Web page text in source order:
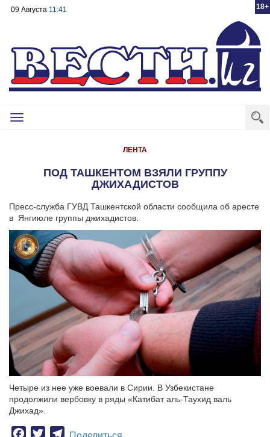
18+
09 Августа 11:41
Toggle
ЛЕНТА
ПОД ТАШКЕНТОМ ВЗЯЛИ ГРУППУ
ДЖИХАДИСТОВ
Пресс-служба ГУВД Ташкентской области сообщила об аресте
в Янгиюле группы джихадистов.
Четыре из нее уже воевали в Сирии. В Узбекистане
продолжили вербовку в ряды «Катибат аль-Таухид валь
Джихад».
Facebook
TwitterTelegram